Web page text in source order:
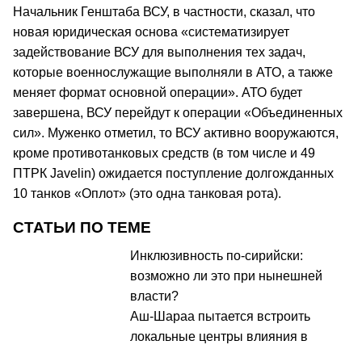
Начальник Генштаба ВСУ, в частности, сказал, что
новая юридическая основа «систематизирует
задействование ВСУ для выполнения тех задач,
которые военнослужащие выполняли в АТО, а также
меняет формат основной операции». АТО будет
завершена, ВСУ перейдут к операции «Объединенных
сил». Муженко отметил, то ВСУ активно вооружаются,
кроме противотанковых средств (в том числе и 49
ПТРК Javelin) ожидается поступление долгожданных
10 танков «Оплот» (это одна танковая рота).
СТАТЬИ ПО ТЕМЕ
Инклюзивность по-сирийски:
возможно ли это при нынешней
власти?
Аш-Шараа пытается встроить
локальные центры влияния в